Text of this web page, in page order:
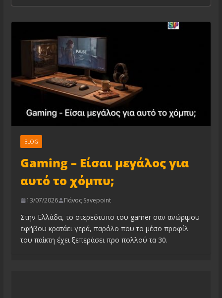
BLOG
Gaming – Είσαι μεγάλος για
αυτό το χόμπυ;
13/07/2026 Πάνος Savepoint
Στην Ελλάδα, το στερεότυπο του gamer σαν ανώριμου
εφήβου κρατάει γερά, παρόλο που το μέσο προφίλ
του παίκτη έχει ξεπεράσει προ πολλού τα 30.